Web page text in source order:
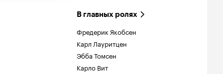
В главных ролях
Фредерик Якобсен
Карл Лауритцен
Эбба Томсен
Карло Вит